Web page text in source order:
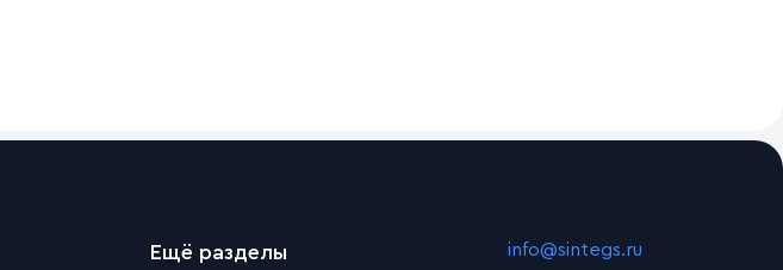
Ещё разделы info@sintegs.ru